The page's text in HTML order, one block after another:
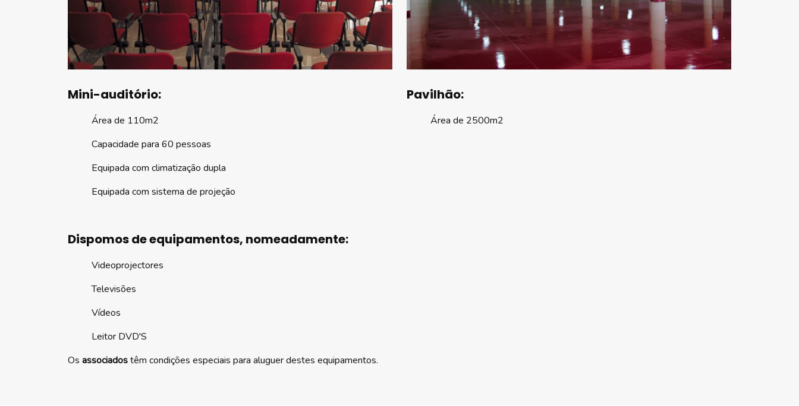
Mini-auditório:
Área de 110m2
Capacidade para 60 pessoas
Equipada com climatização dupla
Equipada com sistema de projeção
Pavilhão:
Área de 2500m2
Dispomos de equipamentos, nomeadamente:
Videoprojectores
Televisões
Vídeos
Leitor DVD'S
Os associadostêm condições especiais para aluguer destes equipamentos.